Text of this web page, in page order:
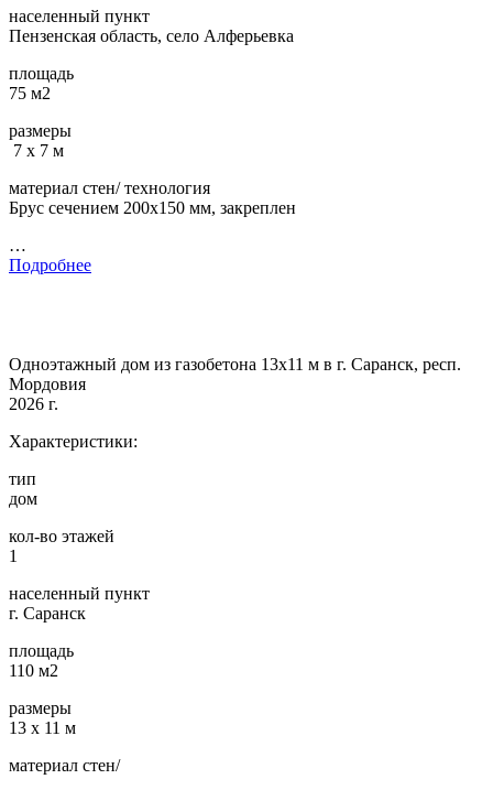
населенный пункт
Пензенская область, село Алферьевка
площадь
75 м2
размеры
7 х 7 м
материал стен/ технология
Брус сечением 200х150 мм, закреплен
…
Подробнее
Одноэтажный дом из газобетона 13х11 м в г. Саранск, респ.
Мордовия
2026 г.
Характеристики:
тип
дом
кол-во этажей
1
населенный пункт
г. Саранск
площадь
110 м2
размеры
13 х 11 м
материал стен/